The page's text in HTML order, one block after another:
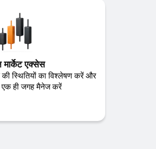
एक्सेस
स्थितियों का विश्लेषण करें और
ही जगह मैनेज करें